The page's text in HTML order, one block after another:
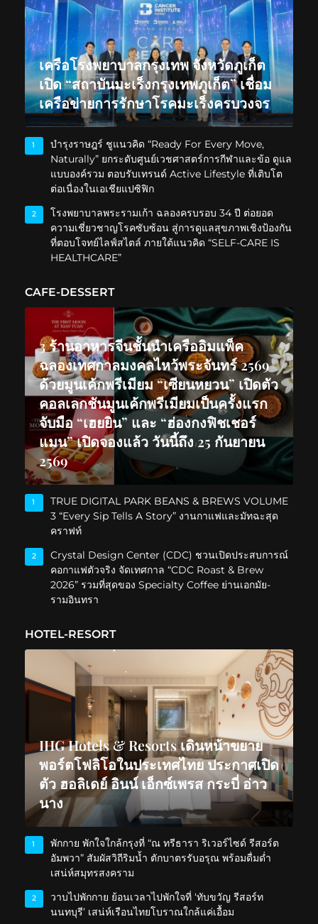
เครือโรงพยาบาลกรุงเทพ จังหวัดภูเก็ต
เปิด “สถาบันมะเร็งกรุงเทพภูเก็ต” เชื่อม
เครือข่ายการรักษาโรคมะเร็งครบวงจร
1
บำรุงราษฎร์ ชูแนวคิด “Ready For Every Move,
Naturally” ยกระดับศูนย์เวชศาสตร์การกีฬาและข้อ ดูแล
แบบองค์รวม ตอบรับเทรนด์ Active Lifestyle ที่เติบโต
ต่อเนื่องในเอเชียแปซิฟิก
2
โรงพยาบาลพระรามเก้า ฉลองครบรอบ 34 ปี ต่อยอด
ความเชี่ยวชาญโรคซับซ้อน สู่การดูแลสุขภาพเชิงป้องกัน
ที่ตอบโจทย์ไลฟ์สไตล์ ภายใต้แนวคิด “SELF-CARE IS
HEALTHCARE”
CAFE-DESSERT
3 ร้านอาหารจีนชั้นนำเครืออิมแพ็ค
ฉลองเทศกาลมงคลไหว้พระจันทร์ 2569
ด้วยมูนเค้กพรีเมียม “เซียนหยวน” เปิดตัว
คอลเลกชันมูนเค้กพรีเมียมเป็นครั้งแรก
จับมือ “เฮยยิน” และ “ฮ่องกงฟิชเชอร์
แมน” เปิดจองแล้ว วันนี้ถึง 25 กันยายน
2569
1
TRUE DIGITAL PARK BEANS & BREWS VOLUME
3 “Every Sip Tells A Story” งานกาแฟและมัทฉะสุด
คราฟท์
2
Crystal Design Center (CDC) ชวนเปิดประสบการณ์
คอกาแฟตัวจริง จัดเทศกาล “CDC Roast & Brew
2026” รวมที่สุดของ Specialty Coffee ย่านเอกมัย-
รามอินทรา
HOTEL-RESORT
IHG Hotels & Resorts เดินหน้าขยาย
พอร์ตโฟลิโอในประเทศไทย ประกาศเปิด
ตัว ฮอลิเดย์ อินน์ เอ็กซ์เพรส กระบี่ อ่าว
นาง
1
พักกาย พักใจใกล้กรุงที่ “ณ ทรีธารา ริเวอร์ไซด์ รีสอร์ต
อัมพวา” สัมผัสวิถีริมน้ำ ตักบาตรรับอรุณ พร้อมดื่มด่ำ
เสน่ห์สมุทรสงคราม
2
วาบไปพักกาย ย้อนเวลาไปพักใจที่ ‘ทับขวัญ รีสอร์ท
นนทบุรี’ เสน่ห์เรือนไทยโบราณใกล้แค่เอื้อม